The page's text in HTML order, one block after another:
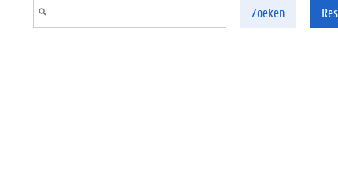
Zoeken